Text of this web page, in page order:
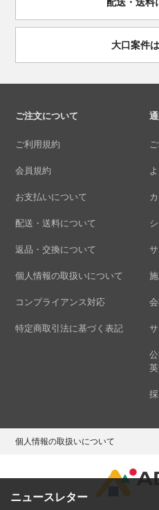
ニュースレター
大口案件
ご注文について
ご利用規約
会員規約
お支払いについて
配送・送料について
返品・交換について
個人情報の取扱いについて
コンプライアンス対応
特定商取引法に基づく表記
個人情報の取扱いについて